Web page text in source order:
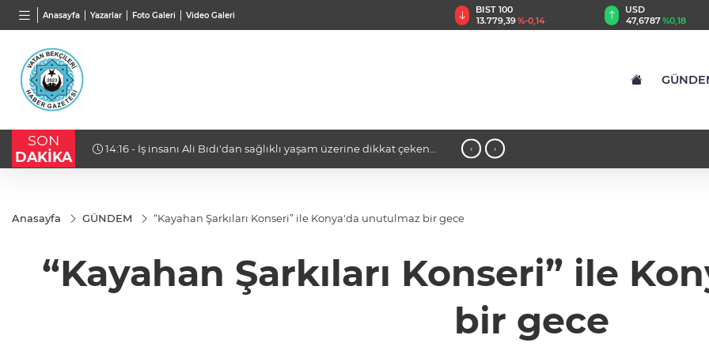
Anasayfa Yazarlar Foto Galeri Video Galeri
BGN
27,9743%-0,22
VND
0,0018%0,32
BIST 100
13.779,39%-0,14
USD
47,6787%0,18
SON
DAKİKA
edecek 14:16 - İş insanı Ali Bıdı'dan sağlıklı yaşam üzerine dikkat çeken ‹ ›
Anasayfa GÜNDEM “Kayahan Şarkıları Konseri” ile Konya'da unutulmaz bir gece
“Kayahan Şarkıları Konseri” ile
bir gece